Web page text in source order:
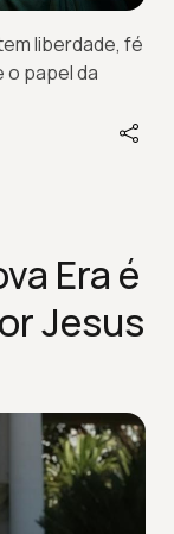
liberdade, fé
o papel da
Era é
Jesus